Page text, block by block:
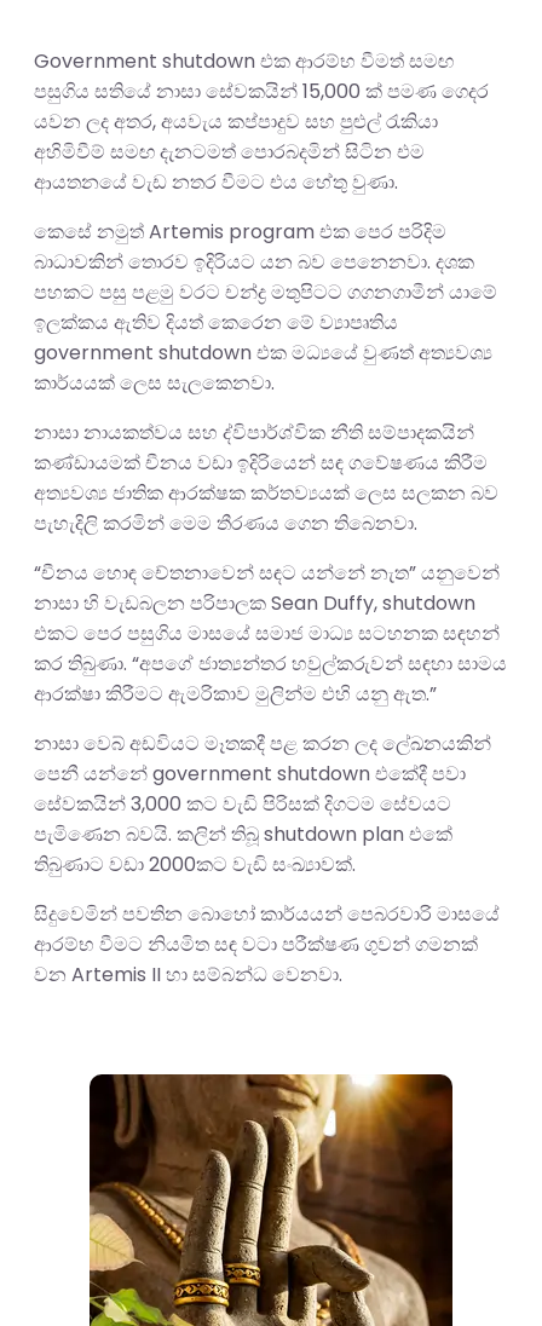
Government shutdown එක ආරම්භ වීමත් සමඟ
පසුගිය සතියේ නාසා සේවකයින් 15,000 ක් පමණ ගෙදර
යවන ලද අතර, අයවැය කප්පාදුව සහ පුළුල් රැකියා
අහිමිවීම් සමඟ දැනටමත් පොරබදමින් සිටින එම
ආයතනයේ වැඩ නතර වීමට එය හේතු වුණා.
කෙසේ නමුත් Artemis program එක පෙර පරිදිම
බාධාවකින් තොරව ඉදිරියට යන බව පෙනෙනවා. දශක
පහකට පසු පළමු වරට චන්ද්‍ර මතුපිටට ගගනගාමීන් යාමේ
ඉලක්කය ඇතිව දියත් කෙරෙන මේ ව්‍යාපෘතිය
government shutdown එක මධ්‍යයේ වුණත් අත්‍යවශ්‍ය
කාර්යයක් ලෙස සැලකෙනවා.
නාසා නායකත්වය සහ ද්විපාර්ශ්වික නීති සම්පාදකයින්
කණ්ඩායමක් චීනය වඩා ඉදිරියෙන් සඳ ගවේෂණය කිරීම
අත්‍යවශ්‍ය ජාතික ආරක්ෂක කර්තව්‍යයක් ලෙස සලකන බව
පැහැදිලි කරමින් මෙම තීරණය ගෙන තිබෙනවා.
“චීනය හොඳ චේතනාවෙන් සඳට යන්නේ නැත” යනුවෙන්
නාසා හි වැඩබලන පරිපාලක Sean Duffy, shutdown
එකට පෙර පසුගිය මාසයේ සමාජ මාධ්‍ය සටහනක සඳහන්
කර තිබුණා. “අපගේ ජාත්‍යන්තර හවුල්කරුවන් සඳහා සාමය
ආරක්ෂා කිරීමට ඇමරිකාව මුලින්ම එහි යනු ඇත.”
නාසා වෙබ් අඩවියට මෑතකදී පළ කරන ලද ලේඛනයකින්
පෙනී යන්නේ government shutdown එකේදී පවා
සේවකයින් 3,000 කට වැඩි පිරිසක් දිගටම සේවයට
පැමිණෙන බවයි. කලින් තිබූ shutdown plan එකේ
තිබුණාට වඩා 2000කට වැඩි සංඛ්‍යාවක්.
සිදුවෙමින් පවතින බොහෝ කාර්යයන් පෙබරවාරි මාසයේ
ආරම්භ වීමට නියමිත සඳ වටා පරීක්ෂණ ගුවන් ගමනක්
වන Artemis II හා සම්බන්ධ වෙනවා.